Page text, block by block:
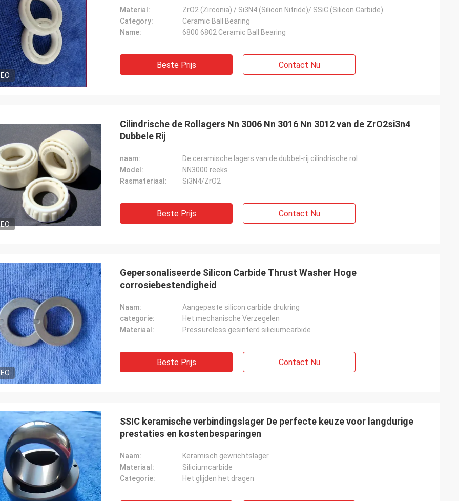
Material:
ZrO2 (Zirconia) / Si3N4 (Silicon Nitride)/ SSiC (Silicon Carbide)
Category:
Ceramic Ball Bearing
Name:
6800 6802 Ceramic Ball Bearing
Beste Prijs Contact Nu
Cilindrische de Rollagers Nn 3006 Nn 3016 Nn 3012 van de ZrO2si3n4
Dubbele Rij
naam:
De ceramische lagers van de dubbel-rij cilindrische rol
Model:
NN3000 reeks
Rasmateriaal:
Si3N4/ZrO2
Beste Prijs Contact Nu
Gepersonaliseerde Silicon Carbide Thrust Washer Hoge
corrosiebestendigheid
Naam:
Aangepaste silicon carbide drukring
categorie:
Het mechanische Verzegelen
Materiaal:
Pressureless gesinterd siliciumcarbide
Beste Prijs Contact Nu
SSIC keramische verbindingslager De perfecte keuze voor langdurige
prestaties en kostenbesparingen
Naam:
Keramisch gewrichtslager
Materiaal:
Siliciumcarbide
Categorie:
Het glijden het dragen